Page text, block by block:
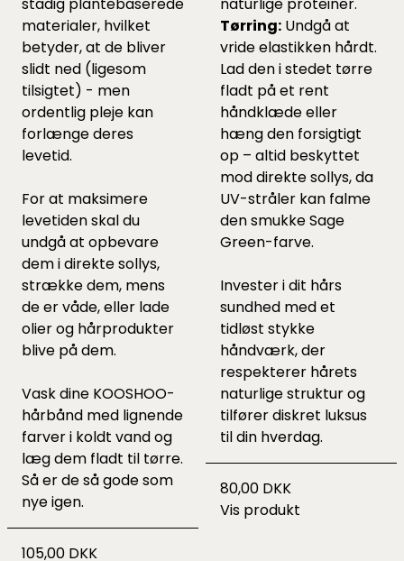
materialer, hvilket
betyder, at de bliver
slidt ned (ligesom
tilsigtet) - men
ordentlig pleje kan
forlænge deres
levetid.
For at maksimere
levetiden skal du
undgå at opbevare
dem i direkte sollys,
strække dem, mens
de er våde, eller lade
olier og hårprodukter
blive på dem.
Vask dine KOOSHOO-
hårbånd med lignende
farver i koldt vand og
læg dem fladt til tørre.
Så er de så gode som
nye igen.
105,00 DKK
Tørring: Undgå at
vride elastikken hårdt.
Lad den i stedet tørre
fladt på et rent
håndklæde eller
hæng den forsigtigt
op – altid beskyttet
mod direkte sollys, da
UV-stråler kan falme
den smukke Sage
Green-farve.
Invester i dit hårs
sundhed med et
tidløst stykke
håndværk, der
respekterer hårets
naturlige struktur og
tilfører diskret luksus
til din hverdag.
80,00 DKK
Vis produkt